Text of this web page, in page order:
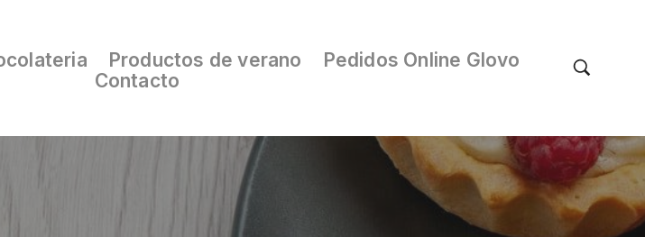
Productos de verano
Pedidos Online Glovo
Contacto